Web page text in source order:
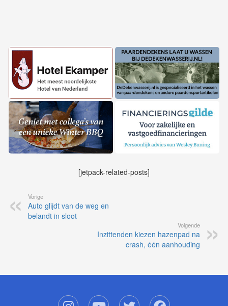
[jetpack-related-posts]
Vorige
Auto glijdt van de weg en
belandt in sloot
Volgende
Inzittenden kiezen hazenpad na
crash, één aanhouding